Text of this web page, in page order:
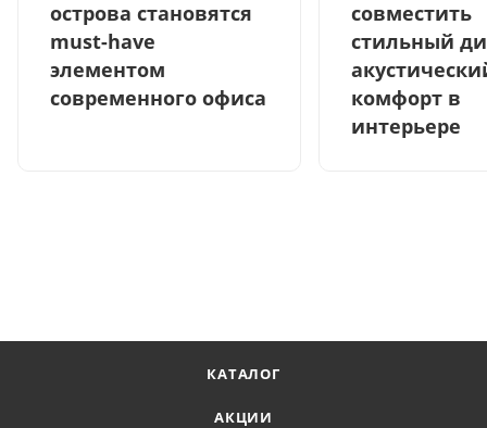
острова становятся
must-have
элементом
современного офиса
совместить
стильный
комфорт в
интерьере
КАТАЛОГ
АКЦИИ